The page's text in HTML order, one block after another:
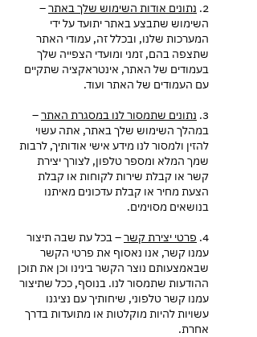
2. נתונים אודות השימוש שלך באתר–
השימוש שתבצע באתר יתועד על ידי
המערכות שלנו, ובכלל זה, עמודי האתר
שתצפה בהם, זמני ומועדי הצפייה שלך
בעמודים של האתר, אינטראקציה שתקיים
עם העמודים של האתר ועוד.
3. נתונים שתמסור לנו במסגרת האתר–
במהלך השימוש שלך באתר, אתה עשוי
להזין ולמסור לנו מידע אישי אודותיך, לרבות
שמך המלא ומספר טלפון, לצורך יצירת
קשר או קבלת שירות לקוחות או קבלת
הצעת מחיר או קבלת עדכונים מאיתנו
בנושאים מסוימים.
4. פרטי יצירת קשר– בכל עת שבה תיצור
עמנו קשר, אנו נאסוף את פרטי הקשר
שבאמצעותם נוצר הקשר בינינו וכן את תוכן
ההודעות שתמסור לנו. בנוסף, ככל שתיצור
עמנו קשר טלפוני, שיחותיך עם נציגנו
עשויות להיות מוקלטות או מתועדות בדרך
אחרת.